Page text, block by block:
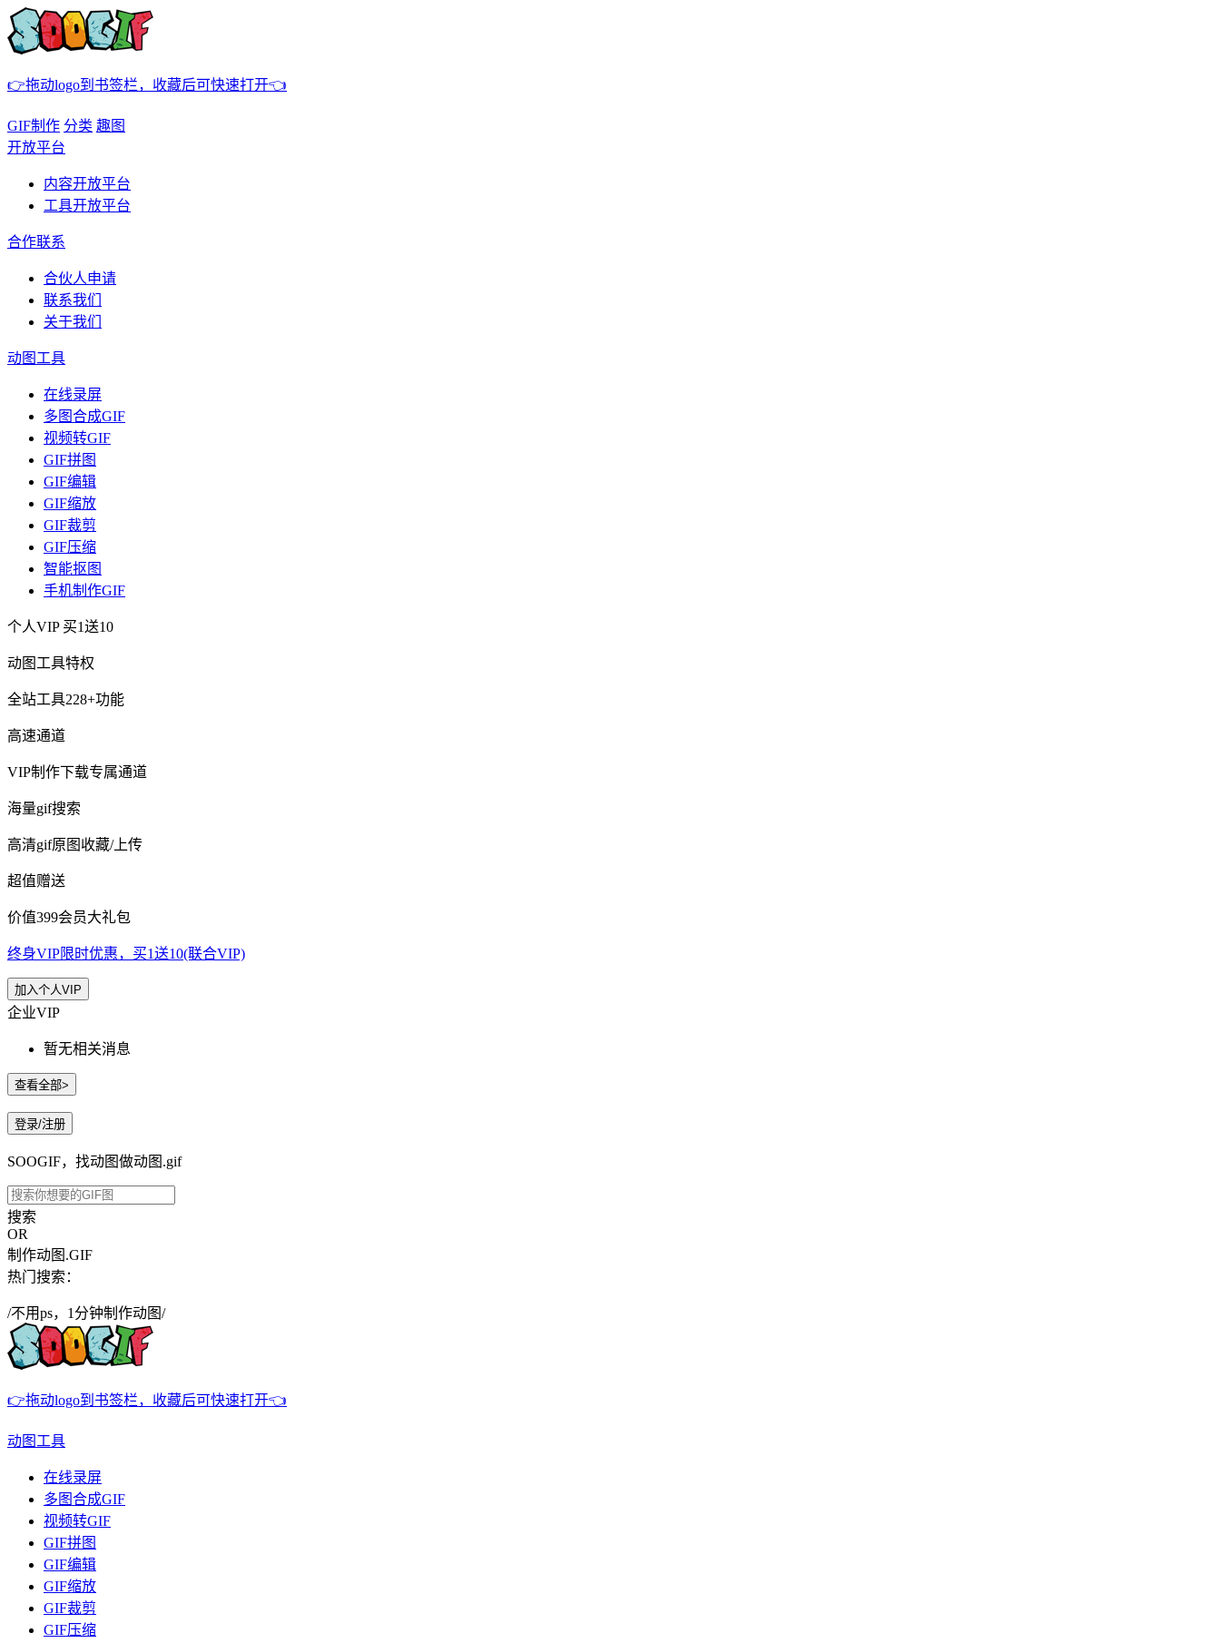
👉拖动logo到书签栏，收藏后可快速打开👈
GIF制作 分类 趣图
开放平台
内容开放平台
工具开放平台
合作联系
合伙人申请
联系我们
关于我们
动图工具
在线录屏
多图合成GIF
视频转GIF
GIF拼图
GIF编辑
GIF缩放
GIF裁剪
GIF压缩
智能抠图
手机制作GIF
个人VIP 买1送10
动图工具特权
全站工具228+功能
高速通道
VIP制作下载专属通道
海量gif搜索
高清gif原图收藏/上传
超值赠送
价值399会员大礼包
终身VIP限时优惠，买1送10(联合VIP)
加入个人VIP
企业VIP
暂无相关消息
查看全部>
登录/注册
SOOGIF，找动图做动图.gif
搜索
OR
制作动图.GIF
热门搜索：
/不用ps，1分钟制作动图/
👉拖动logo到书签栏，收藏后可快速打开👈
动图工具
在线录屏
多图合成GIF
视频转GIF
GIF拼图
GIF编辑
GIF缩放
GIF裁剪
GIF压缩